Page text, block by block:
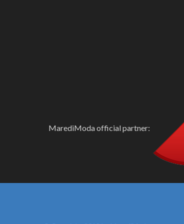
MarediModa official partner: